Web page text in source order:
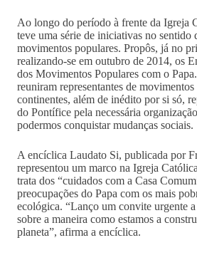
Ao longo do período à frente da Igreja
teve uma série de iniciativas no sentido
movimentos populares. Propôs, já no
realizando-se em outubro de 2014, os
dos Movimentos Populares com o
reuniram representantes de movimentos
continentes, além de inédito por si só,
do Pontífice pela necessária
podermos conquistar mudanças sociais.
A encíclica Laudato Si, publicada por
representou um marco na Igreja
trata dos “cuidados com a Casa
preocupações do Papa com os mais
ecológica. “Lanço um convite urgente
sobre a maneira como estamos a
planeta”, afirma a encíclica.